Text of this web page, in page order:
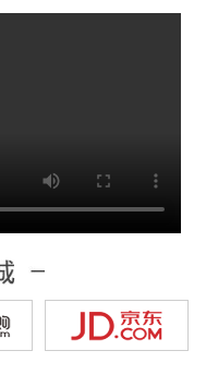
辊
设计和建造世界一流